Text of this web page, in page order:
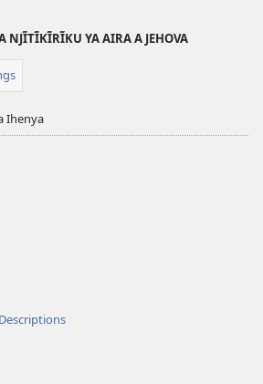
NJĨTĨKĨRĨKU YA AIRA A JEHOVA
Ihenya